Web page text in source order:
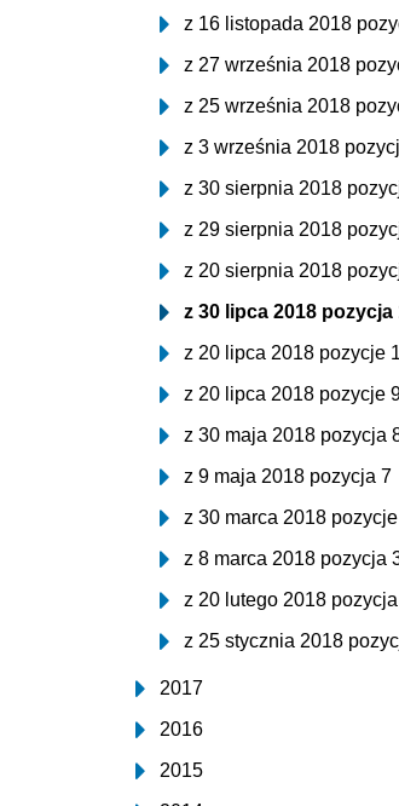
z 16 listopada 2018
z 27 września 2018
z 25 września 2018
z 3 września 2018
z 30 sierpnia 2018
z 29 sierpnia 2018
z 20 sierpnia 2018
z 30 lipca 2018 pozycja
z 20 lipca 2018 pozycje
z 20 lipca 2018 pozycje
z 30 maja 2018 pozycja
z 9 maja 2018 pozycja 7
z 30 marca 2018
z 8 marca 2018 pozycja
z 20 lutego 2018
z 25 stycznia 2018
2017
2016
2015